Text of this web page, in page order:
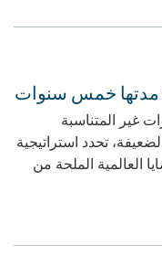
خمس سنوات
المتناسبة
تحدد استراتيجية
العالمية الملحة من